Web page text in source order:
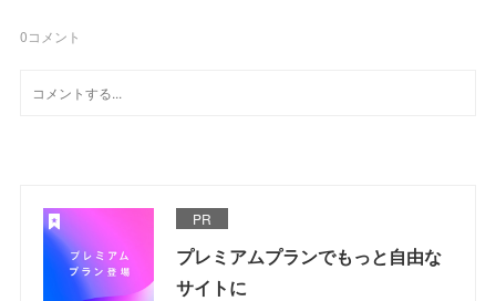
0コメント
PR
プレミアムプランでもっと自由な
サイトに